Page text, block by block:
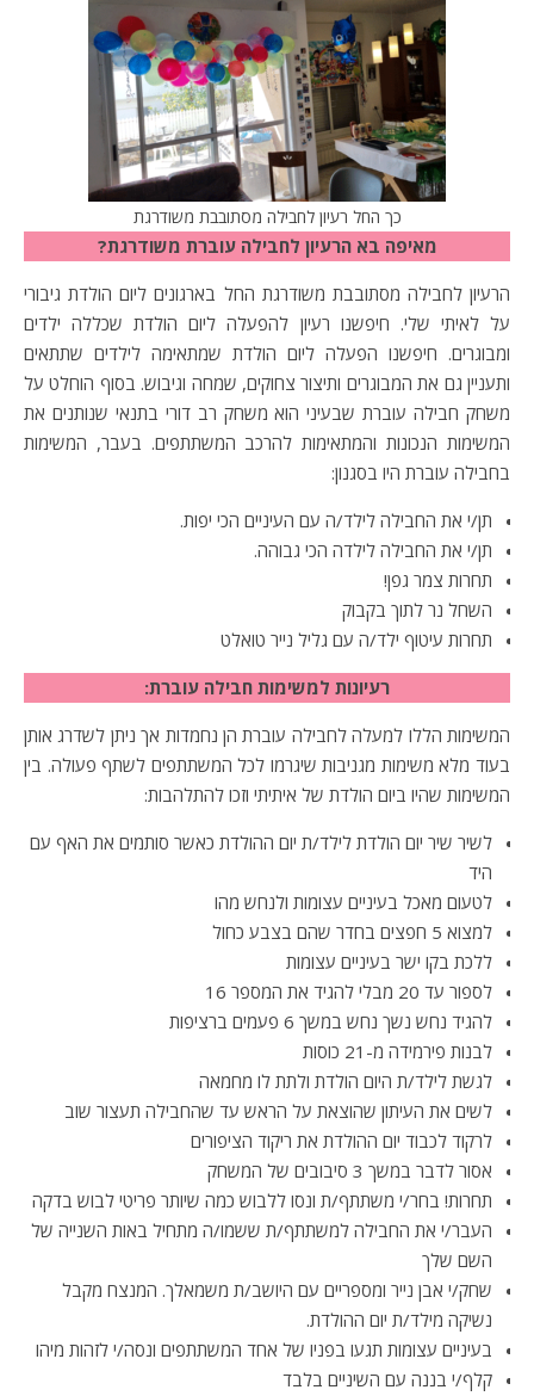
כך החל רעיון לחבילה מסתובבת משודרגת
מאיפה בא הרעיון לחבילה עוברת משודרגת?
הרעיון לחבילה מסתובבת משודרגת החל בארגונים ליום הולדת גיבורי
על לאיתי שלי. חיפשנו רעיון להפעלה ליום הולדת שכללה ילדים
ומבוגרים. חיפשנו הפעלה ליום הולדת שמתאימה לילדים שתתאים
ותעניין גם את המבוגרים ותיצור צחוקים, שמחה וגיבוש. בסוף הוחלט על
משחק חבילה עוברת שבעיני הוא משחק רב דורי בתנאי שנותנים את
המשימות הנכונות והמתאימות להרכב המשתתפים. בעבר, המשימות
בחבילה עוברת היו בסגנון:
תן/י את החבילה לילד/ה עם העיניים הכי יפות.
תן/י את החבילה לילדה הכי גבוהה.
תחרות צמר גפן!
השחל נר לתוך בקבוק
תחרות עיטוף ילד/ה עם גליל נייר טואלט
רעיונות למשימות חבילה עוברת:
המשימות הללו למעלה לחבילה עוברת הן נחמדות אך ניתן לשדרג אותן
בעוד מלא משימות מגניבות שיגרמו לכל המשתתפים לשתף פעולה. בין
המשימות שהיו ביום הולדת של איתיתי וזכו להתלהבות:
לשיר שיר יום הולדת לילד/ת יום ההולדת כאשר סותמים את האף עם
היד
לטעום מאכל בעיניים עצומות ולנחש מהו
למצוא 5 חפצים בחדר שהם בצבע כחול
ללכת בקו ישר בעיניים עצומות
לספור עד 20 מבלי להגיד את המספר 16
להגיד נחש נשך נחש במשך 6 פעמים ברציפות
לבנות פירמידה מ-21 כוסות
לגשת לילד/ת היום הולדת ולתת לו מחמאה
לשים את העיתון שהוצאת על הראש עד שהחבילה תעצור שוב
לרקוד לכבוד יום ההולדת את ריקוד הציפורים
אסור לדבר במשך 3 סיבובים של המשחק
תחרות! בחר/י משתתף/ת ונסו ללבוש כמה שיותר פריטי לבוש בדקה
העבר/י את החבילה למשתתף/ת ששמו/ה מתחיל באות השנייה של
השם שלך
שחק/י אבן נייר ומספריים עם היושב/ת משמאלך. המנצח מקבל
נשיקה מילד/ת יום ההולדת.
בעיניים עצומות תגעו בפניו של אחד המשתתפים ונסה/י לזהות מיהו
קלף/י בננה עם השיניים בלבד